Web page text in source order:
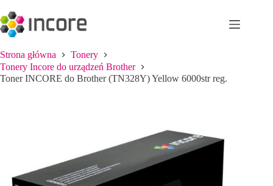
do
treści
Strona główna
Tonery
Tonery Incore do urządzeń Brother
Toner INCORE do Brother (TN328Y) Yellow 6000str reg.